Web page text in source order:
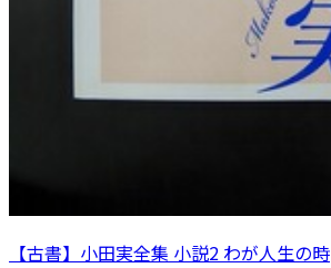
【古書】小田実全集 小説2 わが人生の時